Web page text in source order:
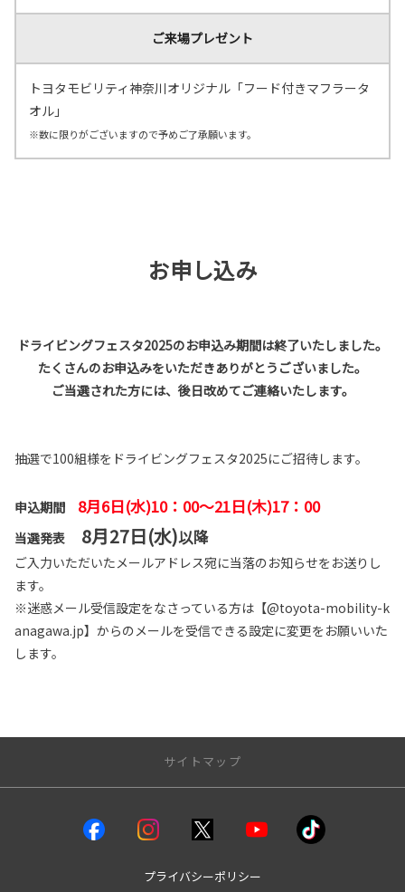
ご来場プレゼント
トヨタモビリティ神奈川オリジナル「フード付きマフラータ
オル」
※数に限りがございますので予めご了承願います。
お申し込み
ドライビングフェスタ2025のお申込み期間は終了いたしました。
たくさんのお申込みをいただきありがとうございました。
ご当選された方には、後日改めてご連絡いたします。
抽選で100組様をドライビングフェスタ2025にご招待します。
申込期間 8月6日(水)10：00～21日(木)17：00
当選発表 8月27日(水)以降
ご入力いただいたメールアドレス宛に当落のお知らせをお送りし
ます。
※迷惑メール受信設定をなさっている方は【@toyota-mobility-k
anagawa.jp】からのメールを受信できる設定に変更をお願いいた
します。
サイトマップ
プライバシーポリシー